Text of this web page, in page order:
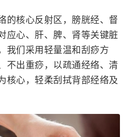
的核心反射区，膀胱经、督
应心、肝、脾、肾等关键脏
我们采用 轻量温和刮痧方
不出重痧，以疏通经络、清
核心，轻柔刮拭背部经络及